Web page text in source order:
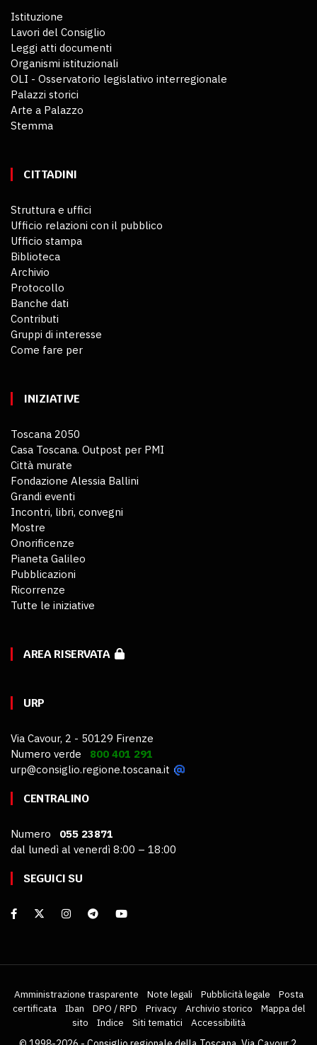
Istituzione
Lavori del Consiglio
Leggi atti documenti
Organismi istituzionali
OLI - Osservatorio legislativo interregionale
Palazzi storici
Arte a Palazzo
Stemma
CITTADINI
Struttura e uffici
Ufficio relazioni con il pubblico
Ufficio stampa
Biblioteca
Archivio
Protocollo
Banche dati
Contributi
Gruppi di interesse
Come fare per
INIZIATIVE
Toscana 2050
Casa Toscana. Outpost per PMI
Città murate
Fondazione Alessia Ballini
Grandi eventi
Incontri, libri, convegni
Mostre
Onorificenze
Pianeta Galileo
Pubblicazioni
Ricorrenze
Tutte le iniziative
AREA RISERVATA
URP
Via Cavour, 2 - 50129 Firenze
Numero verde 800 401 291
urp@consiglio.regione.toscana.it
CENTRALINO
Numero 055 23871
dal lunedì al venerdì 8:00 – 18:00
SEGUICI SU
Amministrazione trasparente Note legali Pubblicità legale
Posta
certificata
Iban DPO / RPD Privacy Archivio storico
Mappa del
sito
Indice Siti tematici
Accessibilità